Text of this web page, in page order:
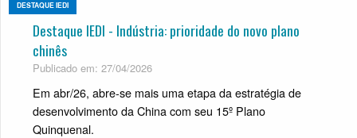
DESTAQUE IEDI
Destaque IEDI - Indústria: prioridade do novo plano
chinês
Publicado em: 27/04/2026
Em abr/26, abre-se mais uma etapa da estratégia de
desenvolvimento da China com seu 15º Plano
Quinquenal.